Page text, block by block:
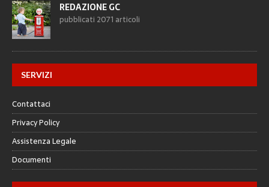
REDAZIONE GC
pubblicati 2071 articoli
SERVIZI
Contattaci
Privacy Policy
Assistenza Legale
Documenti